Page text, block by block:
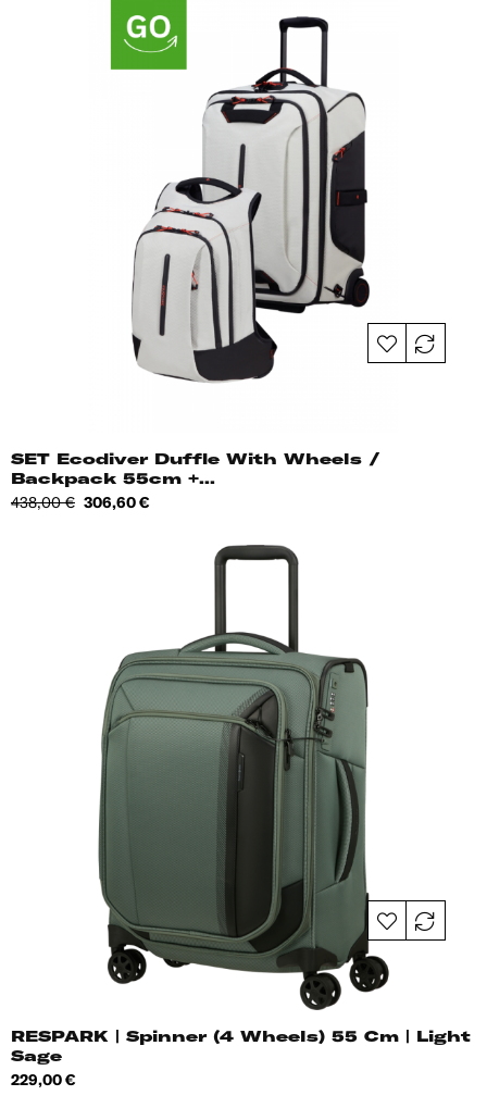
SET Ecodiver Duffle With Wheels /
Backpack 55cm +...
Tavahind
438,00 € Hind
306,60 €
RESPARK | Spinner (4 Wheels) 55 Cm | Light
Sage
Hind
229,00 €